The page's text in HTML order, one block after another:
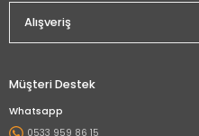
Alışveriş
Müşteri Destek
Whatsapp
0533 959 86 15